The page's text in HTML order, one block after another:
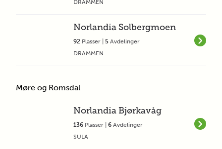
DRAMMEN
Norlandia Solbergmoen
92 Plasser | 5 Avdelinger
DRAMMEN
Møre og Romsdal
Norlandia Bjørkavåg
136 Plasser | 6 Avdelinger
SULA